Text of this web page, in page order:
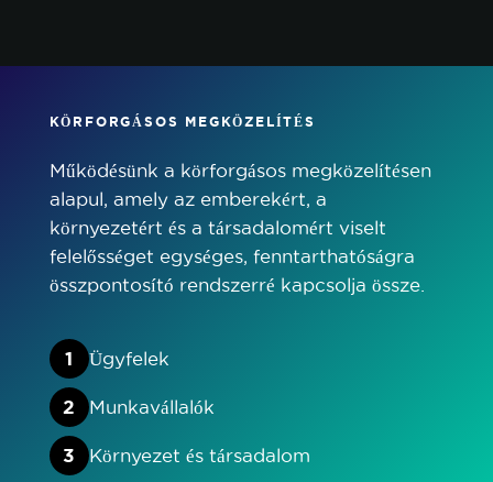
KÖRFORGÁSOS MEGKÖZELÍTÉS
Működésünk a körforgásos megközelítésen
alapul, amely az emberekért, a
környezetért és a társadalomért viselt
felelősséget egységes, fenntarthatóságra
összpontosító rendszerré kapcsolja össze.
1 Ügyfelek
2 Munkavállalók
3 Környezet és társadalom